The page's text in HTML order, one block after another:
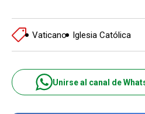
Vaticano Iglesia Católica
Unirse al canal de